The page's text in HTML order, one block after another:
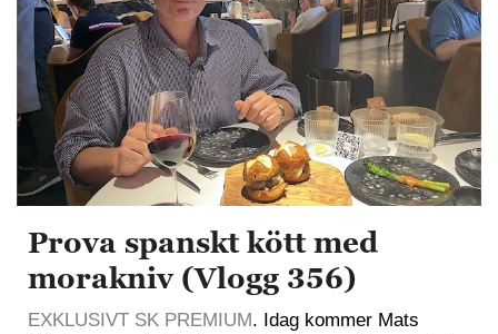
Prova spanskt kött med
morakniv (Vlogg 356)
EXKLUSIVT SK PREMIUM. Idag kommer Mats